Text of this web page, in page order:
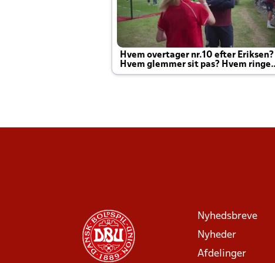
Hvem overtager nr.10 efter Eriksen?
Hvem glemmer sit pas? Hvem ringer
Joachim altid til efter kampe?
Nyhedsbreve
Nyheder
Afdelinger